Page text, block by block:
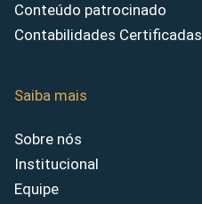
Conteúdo patrocinado
Contabilidades Certificadas
Saiba mais
Sobre nós
Institucional
Equipe